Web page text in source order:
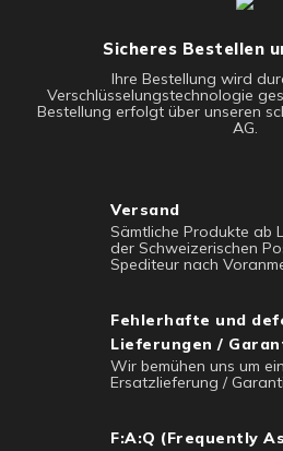
Sicheres Bestellen
Ihre Bestellung wird
Verschlüsselungstechnologie
Bestellung erfolgt über unseren
AG.
Versand
Sämtliche Produkte ab
der Schweizerischen
Spediteur nach
Fehlerhafte und
Lieferungen /
Wir bemühen uns um
Ersatzlieferung /
F:A:Q (Frequently